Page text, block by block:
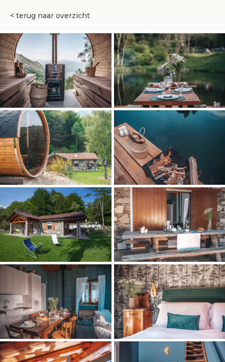
< terug naar overzicht